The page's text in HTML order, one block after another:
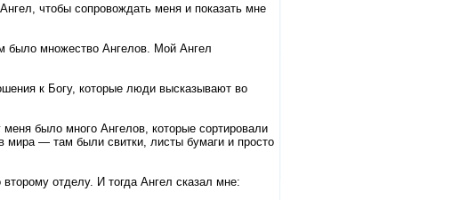
чтобы сопровождать меня и показать мне
было множество Ангелов. Мой Ангел
к Богу, которые люди высказывают во
было много Ангелов, которые сортировали
— там были свитки, листы бумаги и просто
отделу. И тогда Ангел сказал мне: